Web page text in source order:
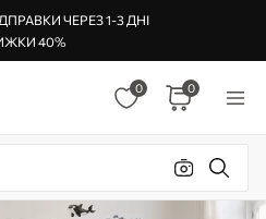
ЧЕРЕЗ 1-3 ДНІ
40%
0 0